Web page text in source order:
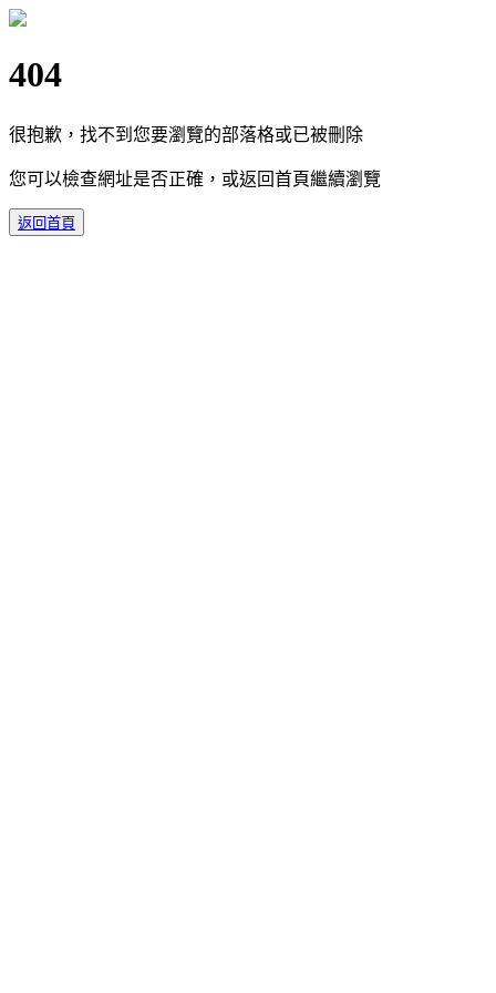
404
很抱歉，找不到您要瀏覽的部落格或已被刪除
您可以檢查網址是否正確，或返回首頁繼續瀏覽
返回首頁